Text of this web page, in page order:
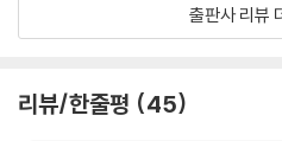
Rini’s Advice 텍스트 스타일 편집 패
6일 : 립글로스
이 책에서는 30일에 걸쳐 단계별로 다
는 것을 경험할 수 있습니다. 중급자 이
출판사 리뷰
리뷰/한줄평 45